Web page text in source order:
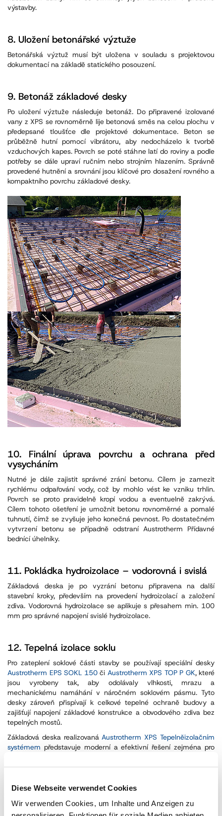
Diese Webseite verwendet Cookies
Wir verwenden Cookies, um Inhalte und Anzeigen zu
výstavby.
8. Uložení betonářské výztuže
Betonářská výztuž musí být uložena v souladu s projektovou
dokumentací na základě statického posouzení.
9. Betonáž základové desky
Po uložení výztuže následuje betonáž. Do připravené izolované
vany z XPS se rovnoměrně lije betonová směs na celou plochu v
předepsané tloušťce dle projektové dokumentace. Beton se
průběžně hutní pomocí vibrátoru, aby nedocházelo k tvorbě
vzduchových kapes. Povrch se poté stáhne latí do roviny a podle
potřeby se dále upraví ručním nebo strojním hlazením. Správně
provedené hutnění a srovnání jsou klíčové pro dosažení rovného a
kompaktního povrchu základové desky.
10. Finální úprava povrchu a ochrana před
vysycháním
Nutné je dále zajistit správné zrání betonu. Cílem je zamezit
rychlému odpařování vody, což by mohlo vést ke vzniku trhlin.
Povrch se proto pravidelně kropí vodou a eventuelně zakrývá.
Cílem tohoto ošetření je umožnit betonu rovnoměrné a pomalé
tuhnutí, čímž se zvyšuje jeho konečná pevnost. Po dostatečném
vytvrzení betonu se případně odstraní Austrotherm Přídavné
bednící úhelníky.
11. Pokládka hydroizolace – vodorovná i svislá
Základová deska je po vyzrání betonu připravena na další
stavební kroky, především na provedení hydroizolací a založení
zdiva. Vodorovná hydroizolace se aplikuje s přesahem min. 100
mm pro správné napojení svislé hydroizolace.
12. Tepelná izolace soklu
Pro zateplení soklové části stavby se používají speciální desky
Austrotherm EPS SOKL 150či Austrotherm XPS TOP P GK, které
jsou vyrobeny tak, aby odolávaly vlhkosti, mrazu a
mechanickému namáhání v náročném soklovém pásmu. Tyto
desky zároveň přispívají k celkové tepelné ochraně budovy a
zajišťují napojení základové konstrukce a obvodového zdiva bez
tepelných mostů.
Základová deska realizovanáAustrotherm XPS Tepelněizolačním
systémem představuje moderní a efektivní řešení zejména pro
a nízkoenergetické domy. Díky přesně definovaným
detaily vzniká konstrukce s vynikajícími parametry. Takto
čímž přispívá k dlouhodobé životnosti stavby a minimalizaci